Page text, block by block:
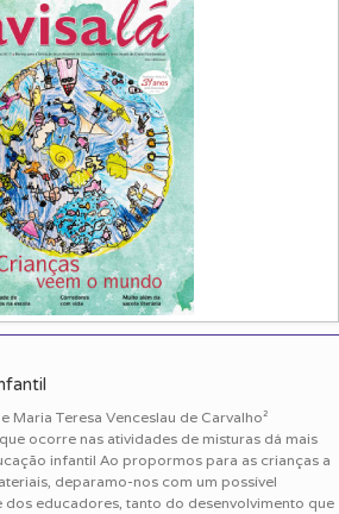
Maria Teresa Venceslau de Carvalho²
ocorre nas atividades de misturas dá mais
infantil Ao propormos para as crianças a
deparamo-nos com um possível
educadores, tanto do desenvolvimento que